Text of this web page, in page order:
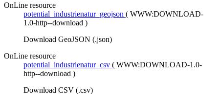
OnLine resource
potential_industrienatur_geojson ( WWW:DOWNLOAD-
1.0-http--download )
Download GeoJSON (.json)
OnLine resource
potential_industrienatur_csv ( WWW:DOWNLOAD-1.0-
http--download )
Download CSV (.csv)